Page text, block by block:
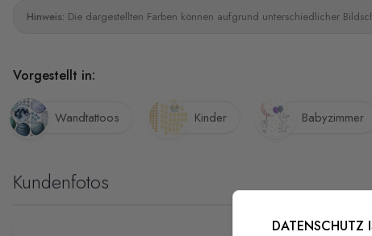
Hinweis: Die dargestellten Farben können aufgrund unterschiedlicher
Vorgestellt in:
Wandtattoos Kinder Babyzimmer
Kundenfotos
DATENSCHUTZ